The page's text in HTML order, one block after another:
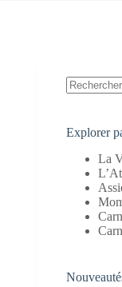
Explorer
La